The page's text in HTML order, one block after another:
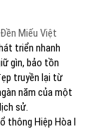
Miếu Việt
triển nhanh
gìn, bảo tồn
truyền lại từ
năm của một
sử.
thông Hiệp Hòa I